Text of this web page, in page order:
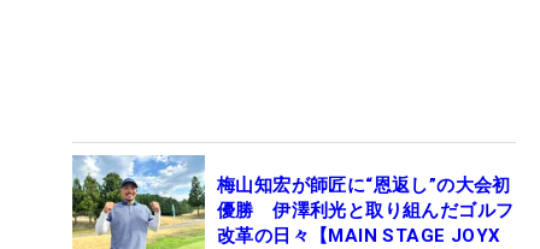
梅山知宏が師匠に“恩返し”の大会初
優勝 伊澤利光と取り組んだゴルフ
改革の日々【MAIN STAGE JOYX